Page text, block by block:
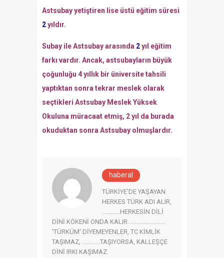
Astsubay yetiştiren lise üstü eğitim süresi
2yıldır.
Subay ile Astsubay arasında 2yıl eğitim
farkı vardır. Ancak, astsubayların büyük
çoğunluğu 4 yıllık bir üniversite tahsili
yaptıktan sonra tekrar meslek olarak
seçtikleri Astsubay Meslek Yüksek
Okuluna müracaat etmiş, 2 yıl da burada
okuduktan sonra Astsubay olmuşlardır.
haberal
TÜRKİYE'DE YAŞAYAN
HERKES TÜRK ADI ALIR,
............HERKESİN DİLİ
DİNİ KÖKENİ ONDA KALIR. .......................
'TÜRKÜM' DİYEMEYENLER, TC KİMLİK
TAŞIMAZ, ............TAŞIYORSA, KALLEŞÇE
DİNİ IRKI KAŞIMAZ.